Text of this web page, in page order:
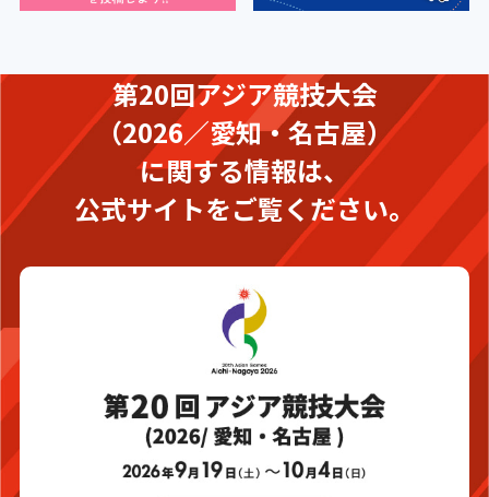
第20回アジア競技大会
（2026／愛知・名古屋）
に関する情報は、
公式サイトをご覧ください。